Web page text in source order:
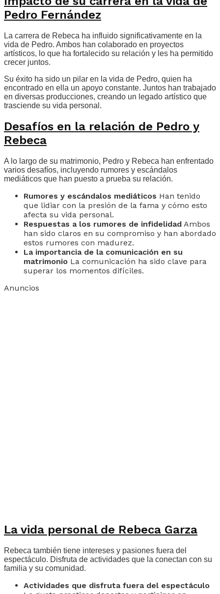
Pedro Fernández
La carrera de Rebeca ha influido significativamente en la
vida de Pedro. Ambos han colaborado en proyectos
artísticos, lo que ha fortalecido su relación y les ha permitido
crecer juntos.
Su éxito ha sido un pilar en la vida de Pedro, quien ha
encontrado en ella un apoyo constante. Juntos han trabajado
en diversas producciones, creando un legado artístico que
trasciende su vida personal.
Desafíos en la relación de Pedro y
Rebeca
A lo largo de su matrimonio, Pedro y Rebeca han enfrentado
varios desafíos, incluyendo rumores y escándalos
mediáticos que han puesto a prueba su relación.
Rumores y escándalos mediáticos Han tenido
que lidiar con la presión de la fama y cómo esto
afecta su vida personal.
Respuestas a los rumores de infidelidad Ambos
han sido claros en su compromiso y han abordado
estos rumores con madurez.
La importancia de la comunicación en su
matrimonio La comunicación ha sido clave para
superar los momentos difíciles.
Anuncios
La vida personal de Rebeca Garza
Rebeca también tiene intereses y pasiones fuera del
espectáculo. Disfruta de actividades que la conectan con su
familia y su comunidad.
Actividades que disfruta fuera del espectáculo